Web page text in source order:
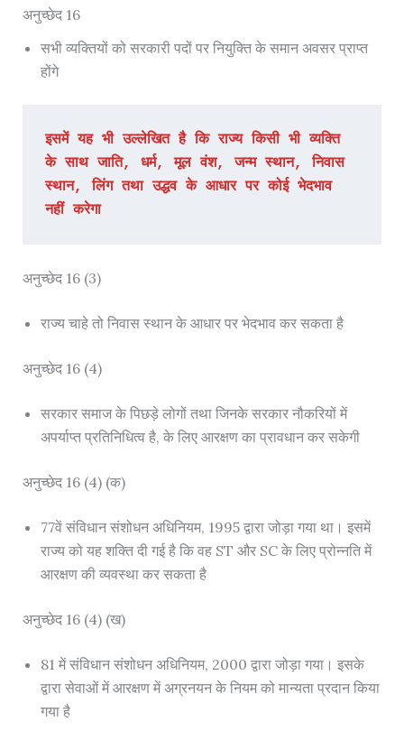
अनुच्छेद 16
सभी व्यक्तियों को सरकारी पदों पर नियुक्ति के समान अवसर प्राप्त
होंगे
इसमें यह भी उल्लेखित है कि राज्य किसी भी व्यक्ति
के साथ जाति, धर्म, मूल वंश, जन्म स्थान, निवास
स्थान, लिंग तथा उद्धव के आधार पर कोई भेदभाव
नहीं करेगा
अनुच्छेद 16 (3)
राज्य चाहे तो निवास स्थान के आधार पर भेदभाव कर सकता है
अनुच्छेद 16 (4)
सरकार समाज के पिछड़े लोगों तथा जिनके सरकार नौकरियों में
अपर्याप्त प्रतिनिधित्व है, के लिए आरक्षण का प्रावधान कर सकेगी
अनुच्छेद 16 (4) (क)
77वें संविधान संशोधन अधिनियम, 1995 द्वारा जोड़ा गया था। इसमें
राज्य को यह शक्ति दी गई है कि वह ST और SC के लिए प्रोन्नति में
आरक्षण की व्यवस्था कर सकता है
अनुच्छेद 16 (4) (ख)
81 में संविधान संशोधन अधिनियम, 2000 द्वारा जोड़ा गया। इसके
द्वारा सेवाओं में आरक्षण में अग्रनयन के नियम को मान्यता प्रदान किया
गया है